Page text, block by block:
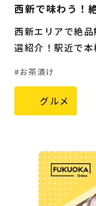
西新で味わう！
西新エリアで絶
選紹介！駅近で本
お茶漬け
グルメ